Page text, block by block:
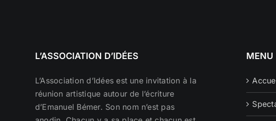
L’ASSOCIATION D’IDÉES
L’Association d’Idées est une invitation à la
réunion artistique autour de l’écriture
d’Emanuel Bémer. Son nom n’est pas
MENU